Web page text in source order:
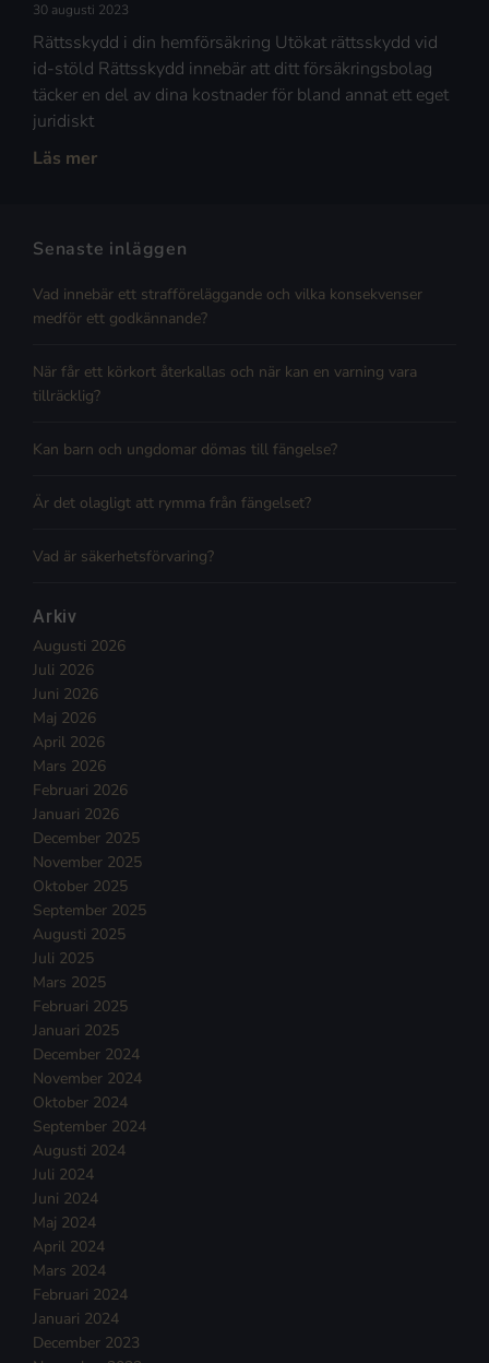
30 augusti 2023
Rättsskydd i din hemförsäkring Utökat rättsskydd vid
id-stöld Rättsskydd innebär att ditt försäkringsbolag
täcker en del av dina kostnader för bland annat ett eget
juridiskt
Läs mer
Senaste inläggen
Vad innebär ett strafföreläggande och vilka konsekvenser
medför ett godkännande?
När får ett körkort återkallas och när kan en varning vara
tillräcklig?
Kan barn och ungdomar dömas till fängelse?
Är det olagligt att rymma från fängelset?
Vad är säkerhetsförvaring?
Arkiv
Augusti 2026
Juli 2026
Juni 2026
Maj 2026
April 2026
Mars 2026
Februari 2026
Januari 2026
December 2025
November 2025
Oktober 2025
September 2025
Augusti 2025
Juli 2025
Mars 2025
Februari 2025
Januari 2025
December 2024
November 2024
Oktober 2024
September 2024
Augusti 2024
Juli 2024
Juni 2024
Maj 2024
April 2024
Mars 2024
Februari 2024
Januari 2024
December 2023